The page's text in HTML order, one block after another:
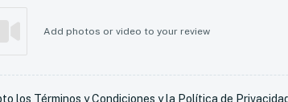
Add photos or video to your review
los Términos y Condiciones y la Política de